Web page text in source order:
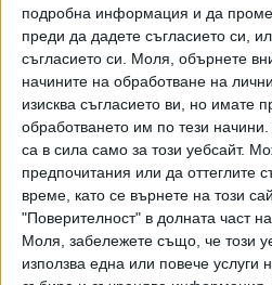
подробна информация и да
преди да дадете съгласието си,
съгласието си.
Моля, обърнете
начините на обработване на
изисква съгласието ви, но имате
обработването им по тези
са в сила само за този уебсайт.
предпочитания или да оттеглите
време, като се върнете на този
"Поверителност" в долната част
Моля, забележете също, че този
използва една или повече услуги
накратко към него близките и
На сцената в читалище „Напред
през изминалата седмица се
„Зимните навици на зайците”
„Борис Луканов“ – Ловеч,
„Артвент”, „Бум-бум“ –
Билалов, „Хитър Петър” на
и „Криворазбраната
„Алеко Константинов”.
тазгодишните Празници на